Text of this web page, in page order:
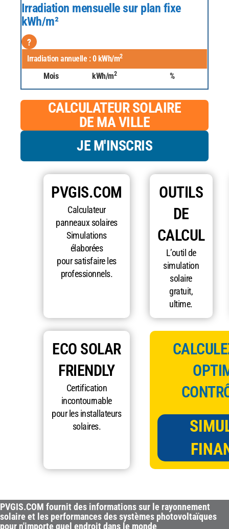
Irradiation mensuelle sur plan fixe
kWh/m²
?
Irradiation annuelle :0kWh/m2
Mois kWh/m2 %
CALCULATEUR SOLAIRE
DE MA VILLE
JE M'INSCRIS
PVGIS.COM
Calculateur
panneaux solaires
Simulations
élaborées
pour satisfaire les
professionnels.
OUTILS
DE
CALCUL
L’outil de
simulation
solaire
gratuit,
ultime.
ECO SOLAR
FRIENDLY
Certification
incontournable
pour les installateurs
solaires.
PVGIS.COM fournit des informations sur le rayonnement
solaire et les performances des systèmes photovoltaïques
pour n'importe quel endroit dans le monde